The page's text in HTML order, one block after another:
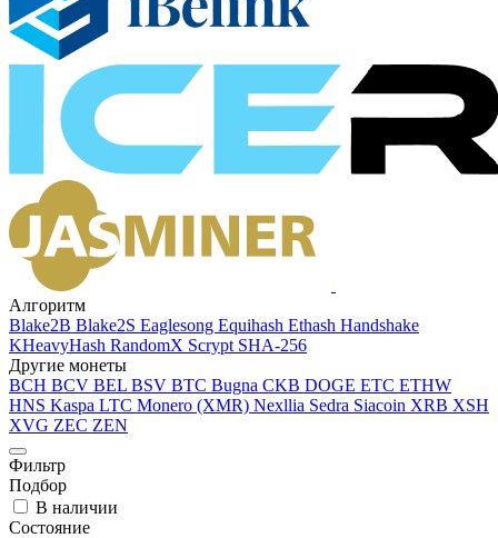
Алгоритм
Blake2B Blake2S Eaglesong Equihash Ethash Handshake
KHeavyHash RandomX Scrypt SHA-256
Другие монеты
BCH BCV BEL BSV BTC Bugna CKB DOGE ETC ETHW
HNS Kaspa LTC Monero (XMR) Nexllia Sedra Siacoin XRB XSH
XVG ZEC ZEN
Фильтр
Подбор
В наличии
Состояние